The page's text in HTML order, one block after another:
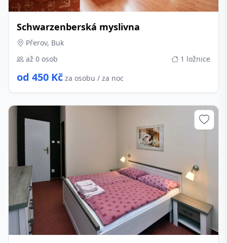
Schwarzenberská myslivna
Přerov, Buk
až 0 osob
1 ložnice
od 450 Kč za osobu / za noc